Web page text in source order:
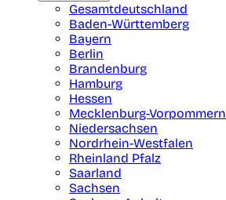
Gesamtdeutschland
Baden-Württemberg
Bayern
Berlin
Brandenburg
Hamburg
Hessen
Mecklenburg-Vorpommern
Niedersachsen
Nordrhein-Westfalen
Rheinland Pfalz
Saarland
Sachsen